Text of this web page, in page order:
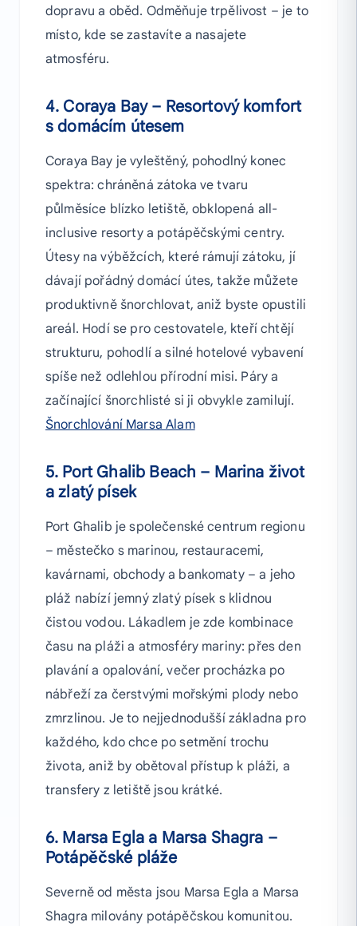
dopravu a oběd. Odměňuje trpělivost – je to
místo, kde se zastavíte a nasajete
atmosféru.
4. Coraya Bay – Resortový komfort
s domácím útesem
Coraya Bay je vyleštěný, pohodlný konec
spektra: chráněná zátoka ve tvaru
půlměsíce blízko letiště, obklopená all-
inclusive resorty a potápěčskými centry.
Útesy na výběžcích, které rámují zátoku, jí
dávají pořádný domácí útes, takže můžete
produktivně šnorchlovat, aniž byste opustili
areál. Hodí se pro cestovatele, kteří chtějí
strukturu, pohodlí a silné hotelové vybavení
spíše než odlehlou přírodní misi. Páry a
začínající šnorchlisté si ji obvykle zamilují.
Šnorchlování Marsa Alam
5. Port Ghalib Beach – Marina život
a zlatý písek
Port Ghalib je společenské centrum regionu
– městečko s marinou, restauracemi,
kavárnami, obchody a bankomaty – a jeho
pláž nabízí jemný zlatý písek s klidnou
čistou vodou. Lákadlem je zde kombinace
času na pláži a atmosféry mariny: přes den
plavání a opalování, večer procházka po
nábřeží za čerstvými mořskými plody nebo
zmrzlinou. Je to nejjednodušší základna pro
každého, kdo chce po setmění trochu
života, aniž by obětoval přístup k pláži, a
transfery z letiště jsou krátké.
6. Marsa Egla a Marsa Shagra –
Potápěčské pláže
Severně od města jsou Marsa Egla a Marsa
Shagra milovány potápěčskou komunitou.